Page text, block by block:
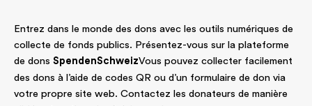
Entrez dans le monde des dons avec les outils numériques de
collecte de fonds publics. Présentez-vous sur la plateforme
de dons SpendenSchweizVous pouvez collecter facilement
des dons à l’aide de codes QR ou d’un formulaire de don via
votre propre site web. Contactez les donateurs de manière